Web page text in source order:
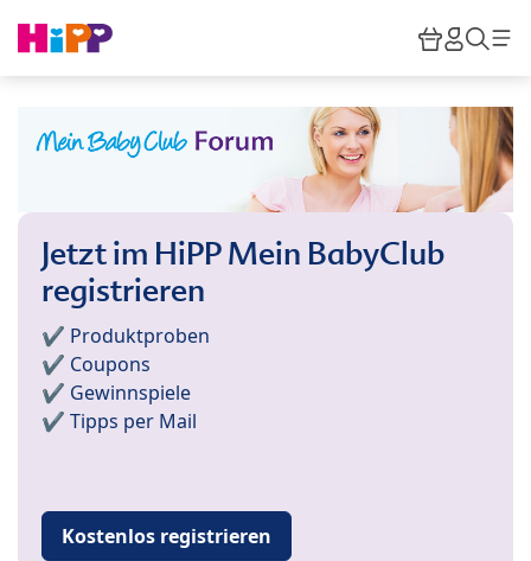
HiPP
Jetzt im HiPP Mein BabyClub
registrieren
✔️ Produktproben
✔️ Coupons
✔️ Gewinnspiele
✔️ Tipps per Mail
Kostenlos registrieren